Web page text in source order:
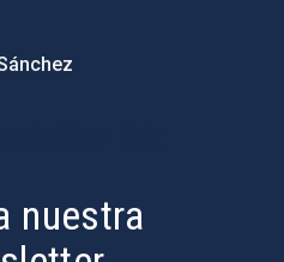
nuestra